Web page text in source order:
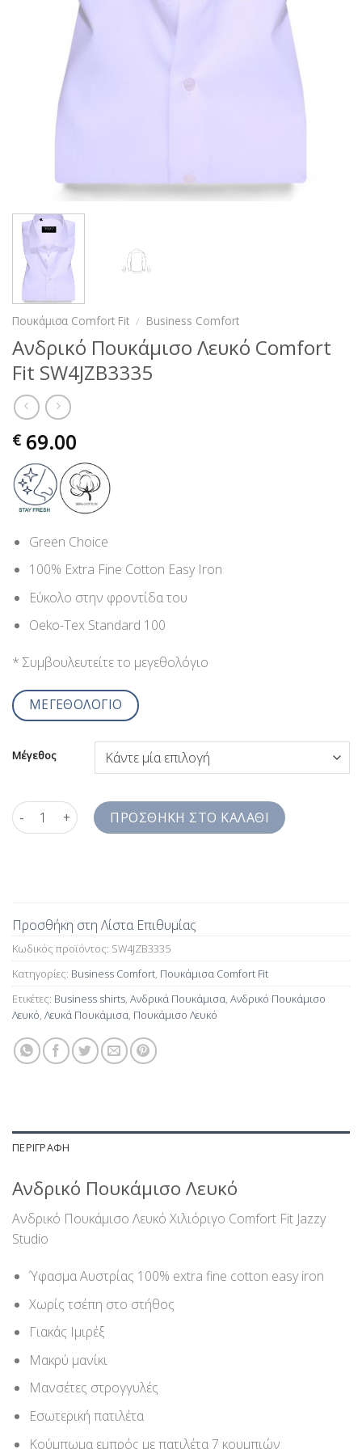
Πουκάμισα Comfort Fit / Business Comfort
Ανδρικό Πουκάμισο Λευκό Comfort
Fit SW4JZB3335
€ 69.00
Green Choice
100% Extra Fine Cotton Easy Iron
Εύκολο στην φροντίδα του
Oeko-Tex Standard 100
* Συμβουλευτείτε το μεγεθολόγιο
ΜΕΓΕΘΟΛΟΓΙΟ
Μέγεθος
Ανδρικό Πουκάμισο Λευκό Comfort Fit SW4JZB3335 ποσότητα
ΠΡΟΣΘΉΚΗ ΣΤΟ ΚΑΛΆΘΙ
Προσθήκη στη Λίστα Επιθυμίας
Κωδικός προϊόντος: SW4JZB3335
Κατηγορίες: Business Comfort, Πουκάμισα Comfort Fit
Ετικέτες: Business shirts, Ανδρικά Πουκάμισα, Ανδρικό Πουκάμισο
Λευκό, Λευκά Πουκάμισα, Πουκάμισο Λευκό
ΠΕΡΙΓΡΑΦΉ
Ανδρικό Πουκάμισο Λευκό
Ανδρικό Πουκάμισο Λευκό Χιλιόριγο Comfort Fit Jazzy
Studio
Ύφασμα Αυστρίας 100% extra fine cotton easy iron
Χωρίς τσέπη στο στήθος
Γιακάς Ιμιρέξ
Μακρύ μανίκι
Μανσέτες στρογγυλές
Εσωτερική πατιλέτα
Κούμπωμα εμπρός με πατιλέτα 7 κουμπιών